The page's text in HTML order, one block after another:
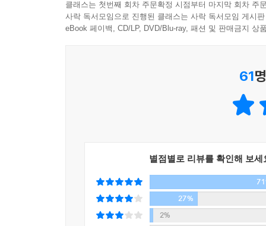
‘자유’에는 수식어가 필요 없다. 자유는 때로 편
으로써 보완해야지 자유를 재정의하는 것은 곤란
혼자 있을 때 무슨 짓을 하며 사는지 타인들이 엿
면, 모두가 보는 앞에서 서약을 하라거나 십자가
여름날의 폭염만큼이나 타인에 대한 집단적 분
도 돌팔매질을 당한다. 완벽하게 고결한 동기에
각자의 옳음과 그름이 상충하고, 이해관계가 다층
가치들은 무엇일지 법학적 관점에서 경쾌하고
대한민국의 모든 법률은 최고법인 헌법에 의거
계층이 아닌 ‘모든 인간’의 존엄성이다. 그러나
클래스는 첫번째 회차 주문확정 시점부터 마지막 회차 주
사락 독서모임으로 진행된 클래스는 사락 독서모임 게시
eBook 페이백, CD/LP, DVD/Blu-ray, 패션 및 판매금지 상
61
별점별로 리뷰를 확인해 보세
27%
2%